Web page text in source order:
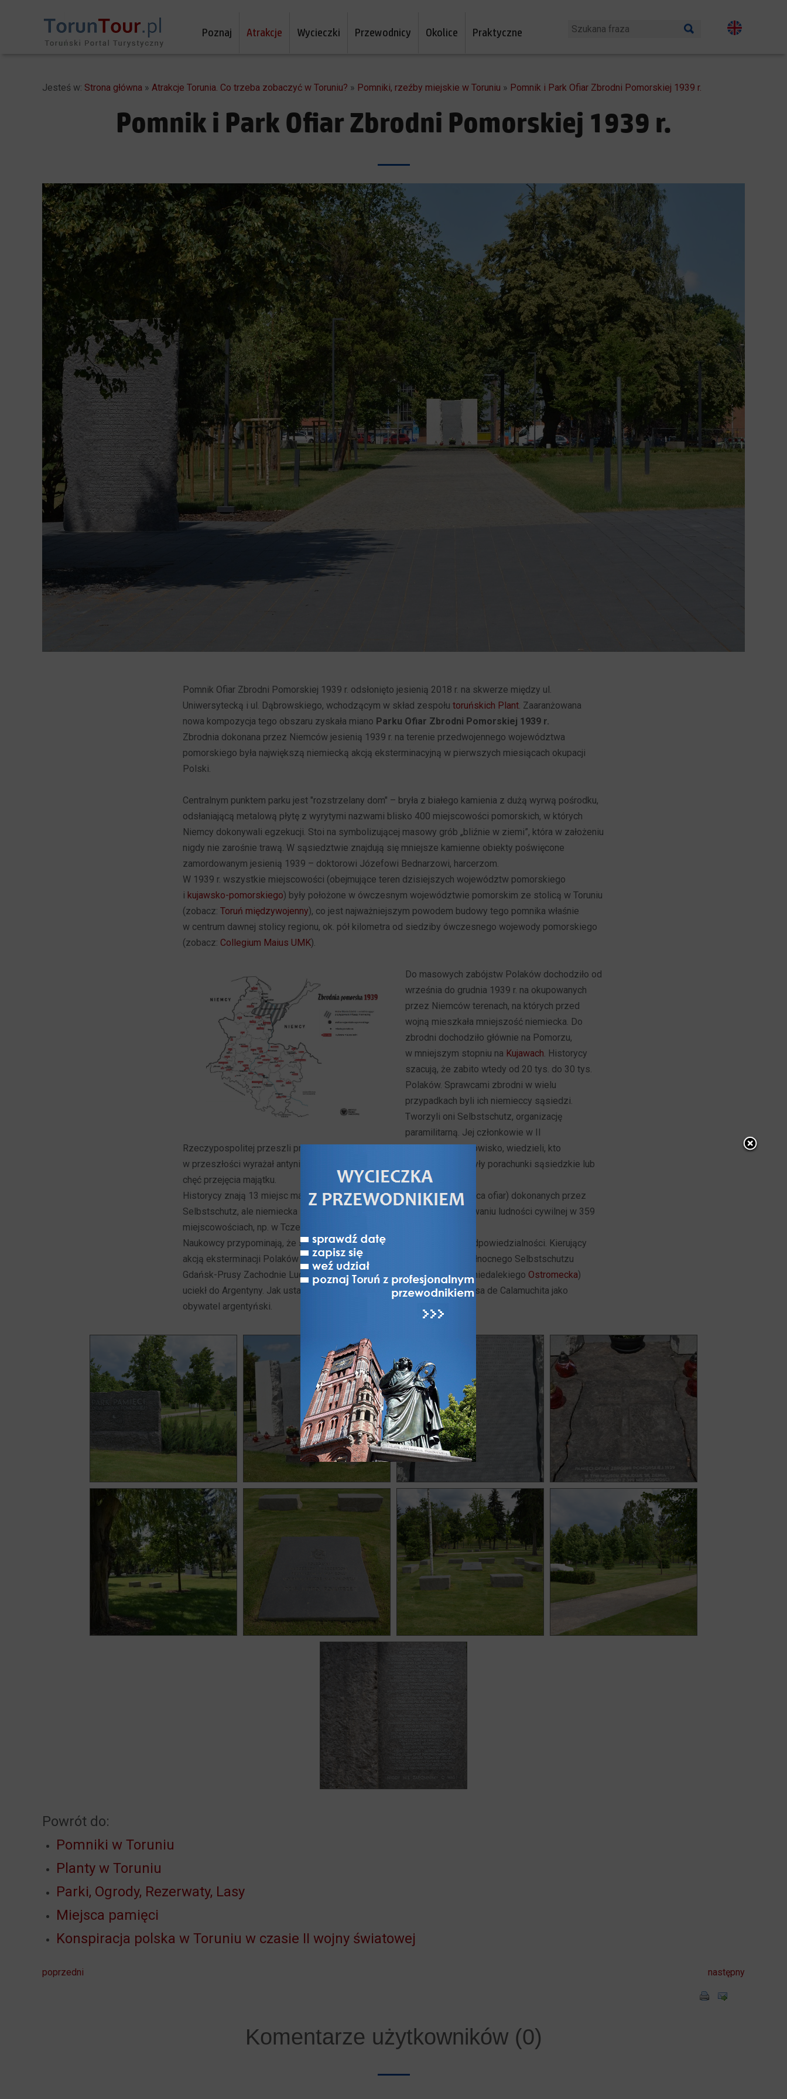
Poznaj Atrakcje Wycieczki Przewodnicy Okolice Praktyczne
Jesteś w: Strona główna » Atrakcje Torunia. Co trzeba zobaczyć w Toruniu? » Pomniki, rzeźby miejskie w Toruniu » Pomnik i Park Ofiar Zbrodni Pomorskiej 1939 r.
Pomnik i Park Ofiar Zbrodni Pomorskiej 1939 r.
Pomnik Ofiar Zbrodni Pomorskiej 1939 r. odsłonięto jesienią 2018 r. na skwerze między ul.
Uniwersytecką i ul. Dąbrowskiego, wchodzącym w skład zespołu toruńskich Plant. Zaaranżowana
nowa kompozycja tego obszaru zyskała miano Parku Ofiar Zbrodni Pomorskiej 1939 r.
Zbrodnia dokonana przez Niemców jesienią 1939 r. na terenie przedwojennego województwa
pomorskiego była największą niemiecką akcją eksterminacyjną w pierwszych miesiącach okupacji
Polski.
Centralnym punktem parku jest "rozstrzelany dom" – bryła z białego kamienia z dużą wyrwą pośrodku,
odsłaniającą metalową płytę z wyrytymi nazwami blisko 400 miejscowości pomorskich, w których
Niemcy dokonywali egzekucji. Stoi na symbolizującej masowy grób „bliźnie w ziemi”, która w założeniu
nigdy nie zarośnie trawą. W sąsiedztwie znajdują się mniejsze kamienne obiekty poświęcone
zamordowanym jesienią 1939 – doktorowi Józefowi Bednarzowi, harcerzom.
W 1939 r. wszystkie miejscowości (obejmujące teren dzisiejszych województw pomorskiego
i kujawsko-pomorskiego) były położone w ówczesnym województwie pomorskim ze stolicą w Toruniu
(zobacz: Toruń międzywojenny), co jest najważniejszym powodem budowy tego pomnika właśnie
w centrum dawnej stolicy regionu, ok. pół kilometra od siedziby ówczesnego wojewody pomorskiego
(zobacz: Collegium Maius UMK).
Do masowych zabójstw Polaków dochodziło od
września do grudnia 1939 r. na okupowanych
przez Niemców terenach, na których przed
wojną mieszkała mniejszość niemiecka. Do
zbrodni dochodziło głównie na Pomorzu,
w mniejszym stopniu na Kujawach. Historycy
szacują, że zabito wtedy od 20 tys. do 30 tys.
Polaków. Sprawcami zbrodni w wielu
przypadkach byli ich niemieccy sąsiedzi.
Tworzyli oni Selbstschutz, organizację
paramilitarną. Jej członkowie w II
Rzeczypospolitej przeszli przeszkolenie wojskowe. Znali lokalne środowisko, wiedzieli, kto
w przeszłości wyrażał antyniemieckie opinie. Niekiedy tłem zabójstw były porachunki sąsiedzkie lub
chęć przejęcia majątku.
Historycy znają 13 miejsc masowych egzekucji Polaków (powyżej tysiąca ofiar) dokonanych przez
Selbstschutz, ale niemiecka samoobrona uczestniczyła także w mordowaniu ludności cywilnej w 359
miejscowościach, np. w Tczewie,
Naukowcy przypominają, że sprawcy tych zbrodni najczęściej uniknęli odpowiedzialności. Kierujący
akcją eksterminacji Polaków na Pomorzu zastępca dowódcy Okręgu Północnego Selbstschutzu
Gdańsk-Prusy Zachodnie Ludolf-Hermann von Alvensleben (właściciel niedalekiego Ostromecka)
uciekł do Argentyny. Jak ustalił IPN, 1 kwietnia 1970 r. zmarł w Santa Rosa de Calamuchita jako
obywatel argentyński.
Powrót do:
Pomniki w Toruniu
Planty w Toruniu
Parki, Ogrody, Rezerwaty, Lasy
Miejsca pamięci
Konspiracja polska w Toruniu w czasie II wojny światowej
poprzedni następny
Komentarze użytkowników (0)